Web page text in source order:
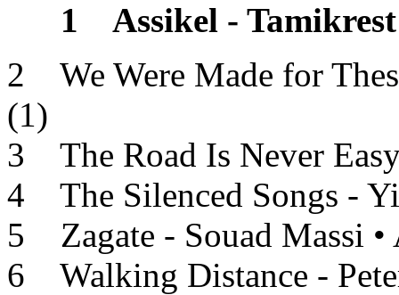
1 Assikel - Tamikrest
2 We Were Made for
(1)
3 The Road Is Never
4 The Silenced Songs -
5 Zagate - Souad Massi •
6 Walking Distance -